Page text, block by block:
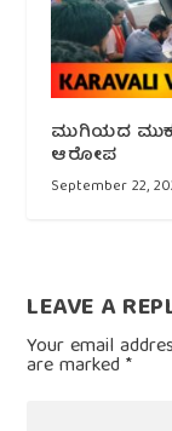
ಮುಗಿಯದ
ಆರೋಪ
September 22,
LEAVE A
Your email
are marked*